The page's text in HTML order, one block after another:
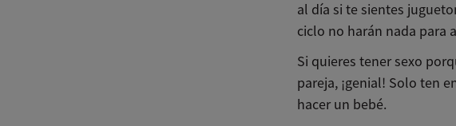
al día si te sientes
ciclo no harán nada para
Si quieres tener sexo
pareja, ¡genial! Solo ten
hacer un bebé.